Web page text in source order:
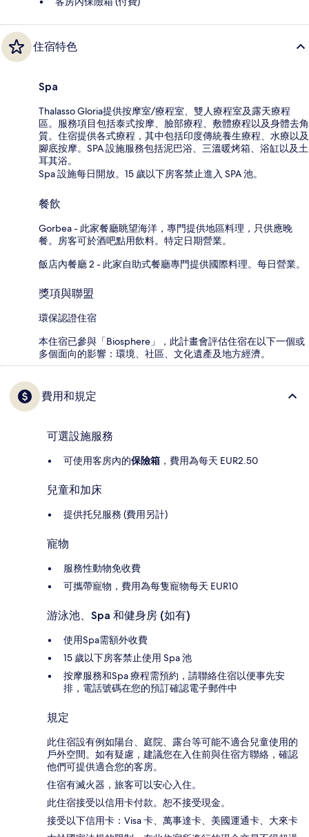
住宿特色
Spa
Thalasso Gloria提供按摩室/療程室、雙人療程室及露天療程
區。服務項目包括泰式按摩、臉部療程、敷體療程以及身體去角
質。住宿提供各式療程，其中包括印度傳統養生療程、水療以及
腳底按摩。SPA 設施服務包括泥巴浴、三溫暖烤箱、浴缸以及土
耳其浴。
Spa 設施每日開放。15 歲以下房客禁止進入 SPA 池。
餐飲
Gorbea - 此家餐廳眺望海洋，專門提供地區料理，只供應晚
餐。房客可於酒吧點用飲料。特定日期營業。
飯店內餐廳 2 - 此家自助式餐廳專門提供國際料理。每日營業。
獎項與聯盟
環保認證住宿
本住宿已參與「Biosphere」，此計畫會評估住宿在以下一個或
多個面向的影響：環境、社區、文化遺產及地方經濟。
費用和規定
可選設施服務
可使用客房內的保險箱 ，費用為每天 EUR2.50
兒童和加床
提供托兒服務 (費用另計)
寵物
服務性動物免收費
可攜帶寵物，費用為每隻寵物每天 EUR10
游泳池、Spa 和健身房 (如有)
使用Spa需額外收費
15 歲以下房客禁止使用 Spa 池
按摩服務和Spa 療程需預約，請聯絡住宿以便事先安
排，電話號碼在您的預訂確認電子郵件中
規定
此住宿設有例如陽台、庭院、露台等可能不適合兒童使用的
戶外空間。如有疑慮，建議您在入住前與住宿方聯絡，確認
他們可提供適合您的客房。
住宿有滅火器，旅客可以安心入住。
此住宿接受以信用卡付款。恕不接受現金。
接受以下信用卡：Visa 卡、萬事達卡、美國運通卡、大來卡